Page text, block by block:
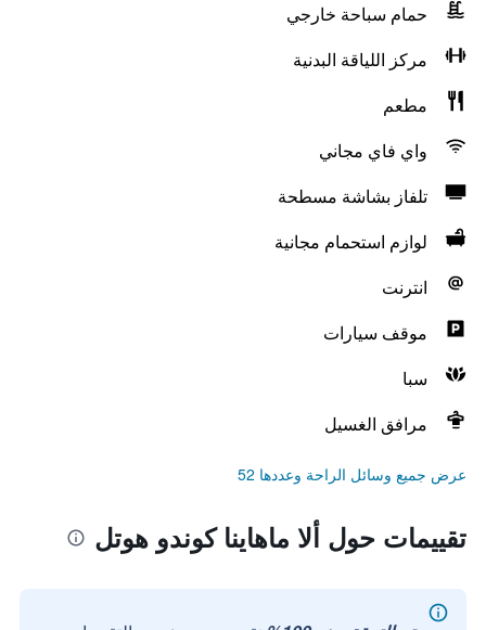
حمام سباحة خارجي
مركز اللياقة البدنية
مطعم
واي فاي مجاني
تلفاز بشاشة مسطحة
لوازم استحمام مجانية
انترنت
موقف سيارات
سبا
مرافق الغسيل
عرض جميع وسائل الراحة وعددها 52
تقييمات حول ألا ماهاينا كوندو هوتل